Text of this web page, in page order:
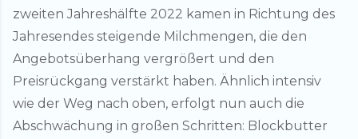
zweiten Jahreshälfte 2022 kamen in Richtung des
Jahresendes steigende Milchmengen, die den
Angebotsüberhang vergrößert und den
Preisrückgang verstärkt haben. Ähnlich intensiv
wie der Weg nach oben, erfolgt nun auch die
Abschwächung in großen Schritten: Blockbutter